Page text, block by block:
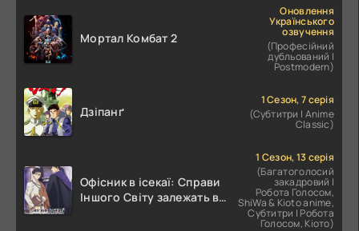
Мортал Комбат 2
Оновлення
Українського
озвучення
(Професійний
дубльований |
Postmodern)
Дзіпанґ
1 Сезон, 7 серія
(Субтитри | Anime
Classic)
Офісник в ісекаї: Справи
Іншого Світу залежать від
1 Сезон, 13 серія
(Багатоголосий
закадровий |
Робота Голосом,
ShiWa & Kioto anime,
Субтитри | Робота
Голосом, Кіото)